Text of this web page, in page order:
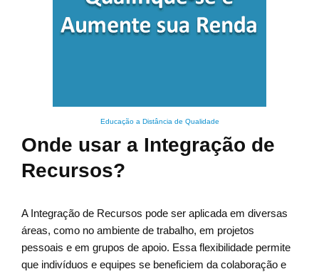
Educação a Distância de Qualidade
Onde usar a Integração de
Recursos?
A Integração de Recursos pode ser aplicada em diversas
áreas, como no ambiente de trabalho, em projetos
pessoais e em grupos de apoio. Essa flexibilidade permite
que indivíduos e equipes se beneficiem da colaboração e